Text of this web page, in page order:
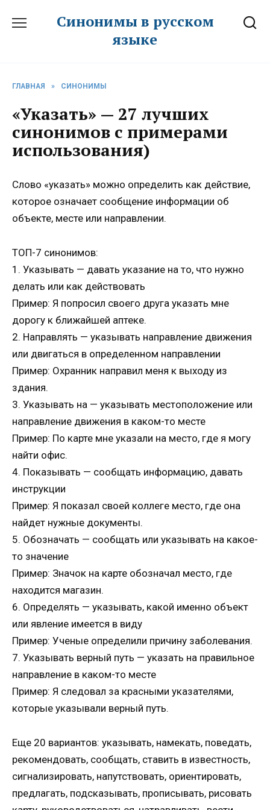
Синонимы в русском
языке
ГЛАВНАЯ » СИНОНИМЫ
«Указать» — 27 лучших
синонимов с примерами
использования)
Слово «указать» можно определить как действие,
которое означает сообщение информации об
объекте, месте или направлении.
ТОП-7 синонимов:
1. Указывать — давать указание на то, что нужно
делать или как действовать
Пример: Я попросил своего друга указать мне
дорогу к ближайшей аптеке.
2. Направлять — указывать направление движения
или двигаться в определенном направлении
Пример: Охранник направил меня к выходу из
здания.
3. Указывать на — указывать местоположение или
направление движения в каком-то месте
Пример: По карте мне указали на место, где я могу
найти офис.
4. Показывать — сообщать информацию, давать
инструкции
Пример: Я показал своей коллеге место, где она
найдет нужные документы.
5. Обозначать — сообщать или указывать на какое-
то значение
Пример: Значок на карте обозначал место, где
находится магазин.
6. Определять — указывать, какой именно объект
или явление имеется в виду
Пример: Ученые определили причину заболевания.
7. Указывать верный путь — указать на правильное
направление в каком-то месте
Пример: Я следовал за красными указателями,
которые указывали верный путь.
Еще 20 вариантов: указывать, намекать, поведать,
рекомендовать, сообщать, ставить в известность,
сигнализировать, напутствовать, ориентировать,
предлагать, подсказывать, прописывать, рисовать